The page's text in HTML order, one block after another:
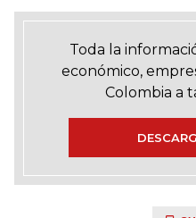
Toda la
económico,
Colombia a